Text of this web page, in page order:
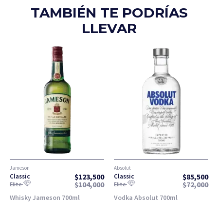
TAMBIÉN TE PODRÍAS
LLEVAR
Jameson
Classic $123,500
Elite $104,000
Whisky Jameson 700ml
Absolut
Classic $85,500
Elite $72,000
Vodka Absolut 700ml